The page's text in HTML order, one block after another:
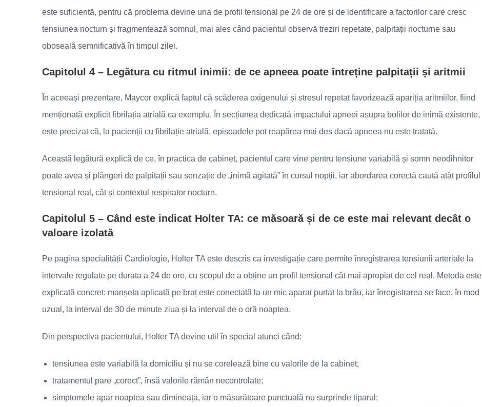
este suficientă, pentru că problema devine una de profil tensional pe 24 de ore și de identificare a factorilor care cresc
tensiunea nocturn și fragmentează somnul, mai ales când pacientul observă treziri repetate, palpitații nocturne sau
oboseală semnificativă în timpul zilei.
Capitolul 4 – Legătura cu ritmul inimii: de ce apneea poate întreține palpitații și aritmii
În aceeași prezentare, Maycor explică faptul că scăderea oxigenului și stresul repetat favorizează apariția aritmiilor, fiind
menționată explicit fibrilația atrială ca exemplu. În secțiunea dedicată impactului apneei asupra bolilor de inimă existente,
este precizat că, la pacienții cu fibrilație atrială, episoadele pot reapărea mai des dacă apneea nu este tratată.
Această legătură explică de ce, în practica de cabinet, pacientul care vine pentru tensiune variabilă și somn neodihnitor
poate avea și plângeri de palpitații sau senzație de „inimă agitată” în cursul nopții, iar abordarea corectă caută atât profilul
tensional real, cât și contextul respirator nocturn.
Capitolul 5 – Când este indicat Holter TA: ce măsoară și de ce este mai relevant decât o
valoare izolată
Pe pagina specialității Cardiologie, Holter TA este descris ca investigație care permite înregistrarea tensiunii arteriale la
intervale regulate pe durata a 24 de ore, cu scopul de a obține un profil tensional cât mai apropiat de cel real. Metoda este
explicată concret: manșeta aplicată pe braț este conectată la un mic aparat purtat la brâu, iar înregistrarea se face, în mod
uzual, la interval de 30 de minute ziua și la interval de o oră noaptea.
Din perspectiva pacientului, Holter TA devine util în special atunci când:
tensiunea este variabilă la domiciliu și nu se corelează bine cu valorile de la cabinet;
tratamentul pare „corect”, însă valorile rămân necontrolate;
simptomele apar noaptea sau dimineața, iar o măsurătoare punctuală nu surprinde tiparul;